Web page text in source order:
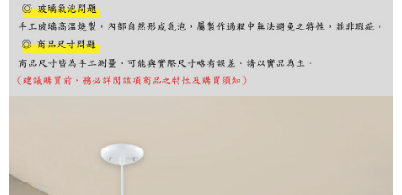
購買商品的店家。未經商家同意取消之訂單仍視為有效，需透過AFTEE先享
後付繳納相關費用。
※ 交易是否成功請以「AFTEE先享後付 」之結帳頁面顯示為準，若有關於
是否繳費成功／繳費後需取消欲退款等相關疑問，請聯繫「AFTEE先享後付
客戶支援中心」
https://netprotections.freshdesk.com/support/home
權轉讓予恩沛科技股份有限公司。
２．關於個人資料處理事宜，請瀏覽以下網址：
https://aftee.tw/terms/#terms3